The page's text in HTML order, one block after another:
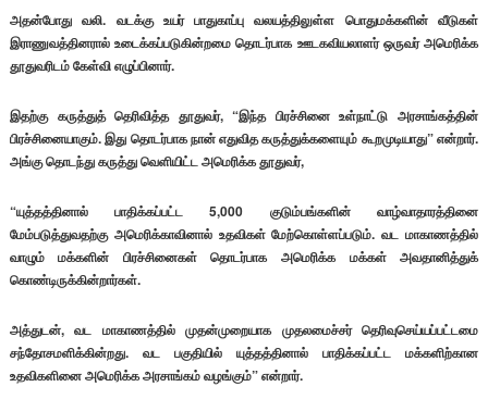
அதன்போது வலி. வடக்கு உயர் பாதுகாப்பு வலயத்திலுள்ள பொதுமக்களின் வீடுகள்
இராணுவத்தினரால் உடைக்கப்படுகின்றமை தொடர்பாக ஊடகவியலாளர் ஒருவர் அமெரிக்க
தூதுவரிடம் கேள்வி எழுப்பினார்.
இதற்கு கருத்துத் தெரிவித்த தூதுவர், “இந்த பிரச்சினை உள்நாட்டு அரசாங்கத்தின்
பிரச்சினையாகும். இது தொடர்பாக நான் எதுவித கருத்துக்களையும் கூறமுடியாது” என்றார்.
அங்கு தொடந்து கருத்து வெளியிட்ட அமெரிக்க தூதுவர்,
“யுத்தத்தினால் பாதிக்கப்பட்ட 5,000 குடும்பங்களின் வாழ்வாதாரத்தினை
மேம்படுத்துவதற்கு அமெரிக்காவினால் உதவிகள் மேற்கொள்ளப்படும். வட மாகாணத்தில்
வாழும் மக்களின் பிரச்சினைகள் தொடர்பாக அமெரிக்க மக்கள் அவதானித்துக்
கொண்டிருக்கின்றார்கள்.
அத்துடன், வட மாகாணத்தில் முதன்முறையாக முதலமைச்சர் தெரிவுசெய்யப்பட்டமை
சந்தோசமளிக்கின்றது. வட பகுதியில் யுத்தத்தினால் பாதிக்கப்பட்ட மக்களிற்கான
உதவிகளினை அமெரிக்க அரசாங்கம் வழங்கும்” என்றார்.